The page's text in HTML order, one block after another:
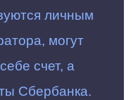
личным
могут
счет, а
Сбербанка.